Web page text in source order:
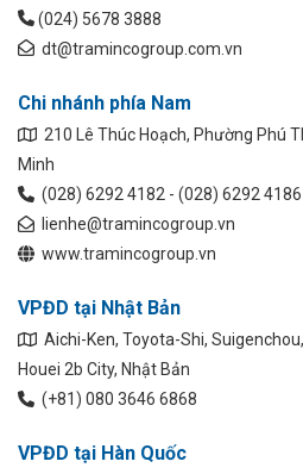
(024) 5678 3888
dt@tramincogroup.com.vn
Chi nhánh phía Nam
210 Lê Thúc Hoạch, Phường Phú
Minh
(028) 6292 4182 - (028) 6292 4186
lienhe@tramincogroup.vn
www.tramincogroup.vn
VPĐD tại Nhật Bản
Aichi-Ken, Toyota-Shi,
Houei 2b City, Nhật Bản
(+81) 080 3646 6868
VPĐD tại Hàn Quốc